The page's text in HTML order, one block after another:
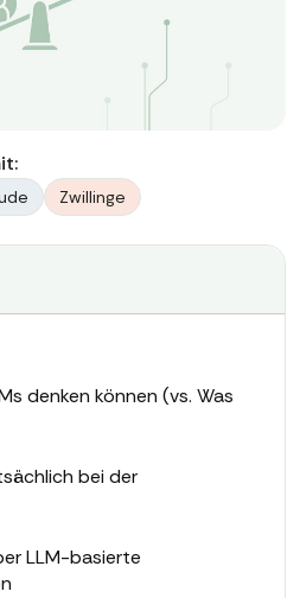
Zwillinge
denken können (vs. Was
bei der
LLM-basierte